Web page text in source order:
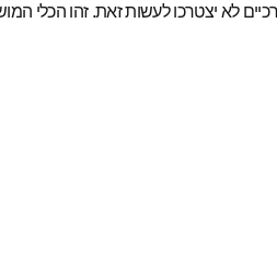
לא יצטרכו לעשות זאת. זהו הכלי